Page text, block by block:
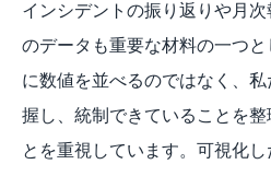
インシデントの振り返りや月
のデータも重要な材料の一つ
に数値を並べるのではなく、
握し、統制できていることを
とを重視しています。可視化